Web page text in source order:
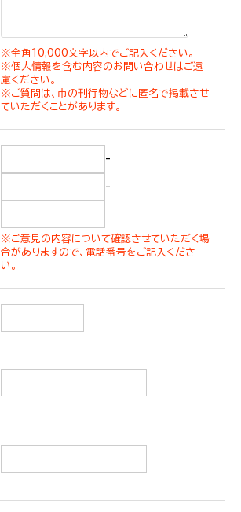
※全角10,000文字以内でご記入ください。
※個人情報を含む内容のお問い合わせはご遠
慮ください。
※ご質問は、市の刊行物などに匿名で掲載させ
ていただくことがあります。
-
-
※ご意見の内容について確認させていただく場
合がありますので、電話番号をご記入くださ
い。